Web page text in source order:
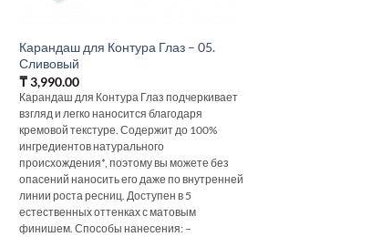
Карандаш для Контура Глаз – 05.
Сливовый
₸3,990.00
Карандаш для Контура Глаз подчеркивает
взгляд и легко наносится благодаря
кремовой текстуре. Содержит до 100%
ингредиентов натурального
происхождения*, поэтому вы можете без
опасений наносить его даже по внутренней
линии роста ресниц. Доступен в 5
естественных оттенках с матовым
финишем. Способы нанесения: –